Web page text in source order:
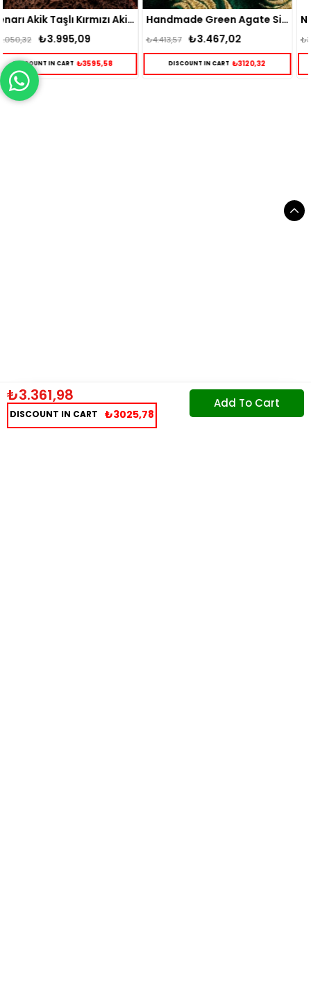
₺3.361,98
DISCOUNT IN CART ₺3025,78
Kenarı Akik Taşlı Kırmızı Akik Gümüş Yüzük
Handmade Green Agate Silver Ring
₺3.467,02
₺4.413,57
DISCOUNT IN CART
₺2.895,15
₺3.724,99
DISCOUNT IN CART